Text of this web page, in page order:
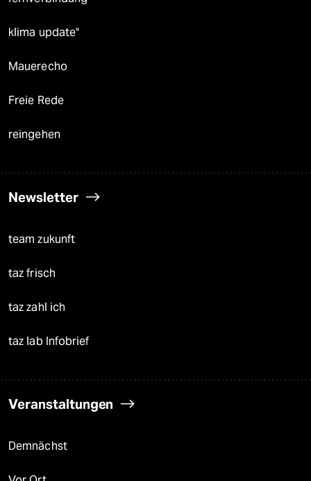
klima update°
Mauerecho
Freie Rede
reingehen
Newsletter
team zukunft
taz frisch
taz zahl ich
taz lab Infobrief
Veranstaltungen
Demnächst